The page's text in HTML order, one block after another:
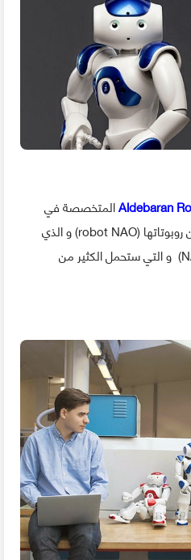
Aldebaranالمتخصصة في
صناعة الروبوتات الجيل الجديد من روبوتاتها (robot NAO) و الذي
سيحمل إسم (NAO EVOLUTION) و التي ستحمل الكثير من